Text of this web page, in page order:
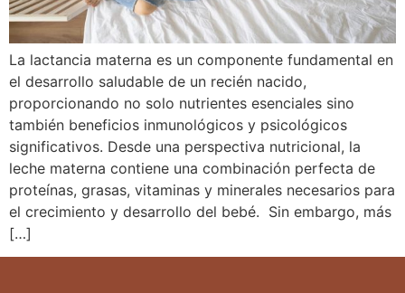
La lactancia materna es un componente fundamental en
el desarrollo saludable de un recién nacido,
proporcionando no solo nutrientes esenciales sino
también beneficios inmunológicos y psicológicos
significativos. Desde una perspectiva nutricional, la
leche materna contiene una combinación perfecta de
proteínas, grasas, vitaminas y minerales necesarios para
el crecimiento y desarrollo del bebé. Sin embargo, más
[…]